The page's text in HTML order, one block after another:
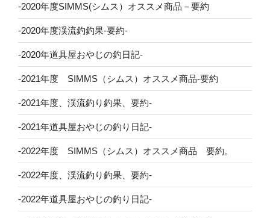
-2020年度SIMMS(シムス）オススメ商品－要約
-2020年度渓流釣釣果-要約-
-2020年道具屋おやじの釣日記-
-2021年度 SIMMS（シムス）オススメ商品-要約
-2021年度、渓流釣り釣果、要約-
-2021年道具屋おやじの釣り日記-
-2022年度 SIMMS（シムス）オススメ商品 要約。
-2022年度、渓流釣り釣果、要約-
-2022年道具屋おやじの釣り日記-